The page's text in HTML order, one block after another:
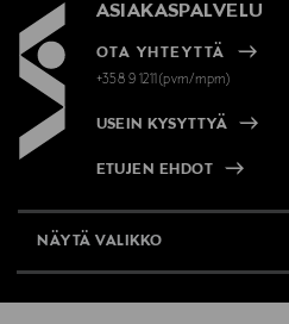
ASIAKASPALVELU
OTA YHTEYTTÄ
+358 9 1211(pvm/mpm)
USEIN KYSYTTYÄ
ETUJEN EHDOT
NÄYTÄ VALIKKO